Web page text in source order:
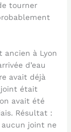
tourner
ancien à Lyon
d’eau
avait déjà
joint était
avait été
Résultat :
joint ne